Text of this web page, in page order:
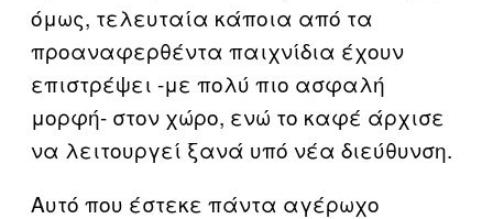
όμως, τελευταία κάποια από τα
προαναφερθέντα παιχνίδια έχουν
επιστρέψει -με πολύ πιο ασφαλή
μορφή- στον χώρο, ενώ το καφέ άρχισε
να λειτουργεί ξανά υπό νέα διεύθυνση.
Αυτό που έστεκε πάντα αγέρωχο